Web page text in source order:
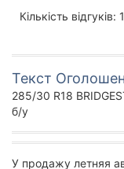
Кількість відгуків: 1
Текст
285/30 R18
б/у
У продажу летняя